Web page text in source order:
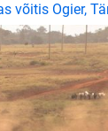
võitis Ogier,